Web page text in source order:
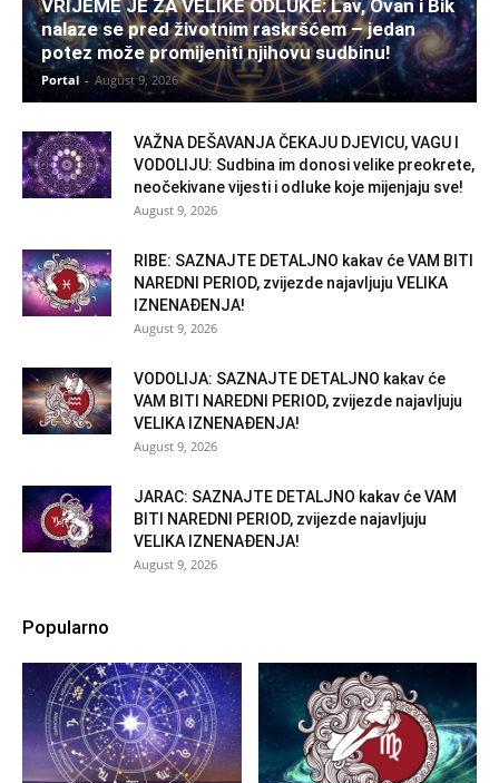
VRIJEME JE ZA VELIKE ODLUKE: Lav, Ovan i Bik
nalaze se pred životnim raskršćem – jedan
potez može promijeniti njihovu sudbinu!
Portal - August 9, 2026
VAŽNA DEŠAVANJA ČEKAJU DJEVICU, VAGU I
VODOLIJU: Sudbina im donosi velike preokrete,
neočekivane vijesti i odluke koje mijenjaju sve!
August 9, 2026
RIBE: SAZNAJTE DETALJNO kakav će VAM BITI
NAREDNI PERIOD, zvijezde najavljuju VELIKA
IZNENAĐENJA!
August 9, 2026
VODOLIJA: SAZNAJTE DETALJNO kakav će
VAM BITI NAREDNI PERIOD, zvijezde najavljuju
VELIKA IZNENAĐENJA!
August 9, 2026
JARAC: SAZNAJTE DETALJNO kakav će VAM
BITI NAREDNI PERIOD, zvijezde najavljuju
VELIKA IZNENAĐENJA!
August 9, 2026
Popularno